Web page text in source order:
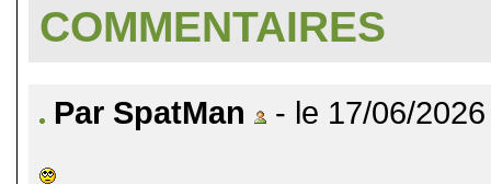
COMMENTAIRES
Par SpatMan - le 17/06/